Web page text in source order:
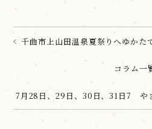
千曲市上山田温泉夏祭りへゆかた
コラム一
7月28日、29日、30日、31日7 や